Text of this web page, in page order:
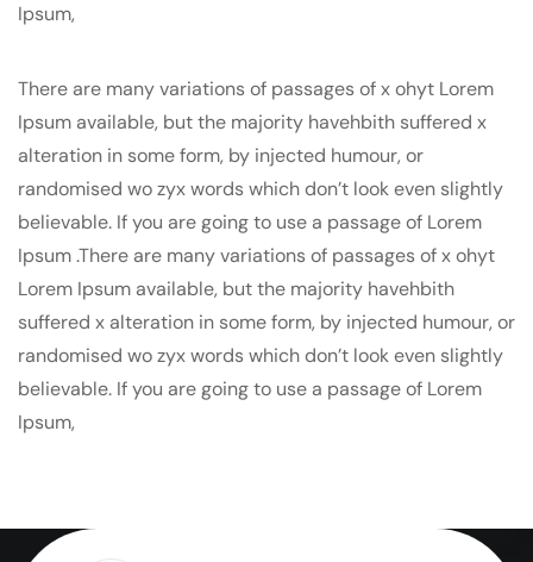
Ipsum,
There are many variations of passages of x ohyt Lorem
Ipsum available, but the majority havehbith suffered x
alteration in some form, by injected humour, or
randomised wo zyx words which don’t look even slightly
believable. If you are going to use a passage of Lorem
Ipsum .There are many variations of passages of x ohyt
Lorem Ipsum available, but the majority havehbith
suffered x alteration in some form, by injected humour, or
randomised wo zyx words which don’t look even slightly
believable. If you are going to use a passage of Lorem
Ipsum,